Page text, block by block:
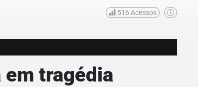
516 Acessos
tragédia